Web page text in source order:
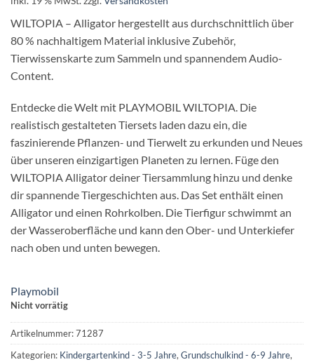
WILTOPIA – Alligator hergestellt aus durchschnittlich über
80 % nachhaltigem Material inklusive Zubehör,
Tierwissenskarte zum Sammeln und spannendem Audio-
Content.
Entdecke die Welt mit PLAYMOBIL WILTOPIA. Die
realistisch gestalteten Tiersets laden dazu ein, die
faszinierende Pflanzen- und Tierwelt zu erkunden und Neues
über unseren einzigartigen Planeten zu lernen. Füge den
WILTOPIA Alligator deiner Tiersammlung hinzu und denke
dir spannende Tiergeschichten aus. Das Set enthält einen
Alligator und einen Rohrkolben. Die Tierfigur schwimmt an
der Wasseroberfläche und kann den Ober- und Unterkiefer
nach oben und unten bewegen.
Playmobil
Nicht vorrätig
Artikelnummer:71287
Kategorien: Kindergartenkind - 3-5 Jahre, Grundschulkind - 6-9 Jahre,